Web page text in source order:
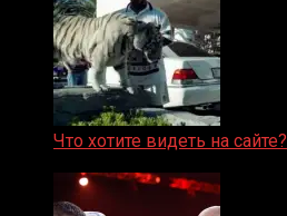
Что хотите видеть на сайте?